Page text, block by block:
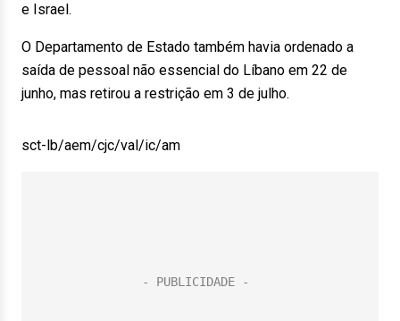
e Israel.
O Departamento de Estado também havia ordenado a
saída de pessoal não essencial do Líbano em 22 de
junho, mas retirou a restrição em 3 de julho.
sct-lb/aem/cjc/val/ic/am